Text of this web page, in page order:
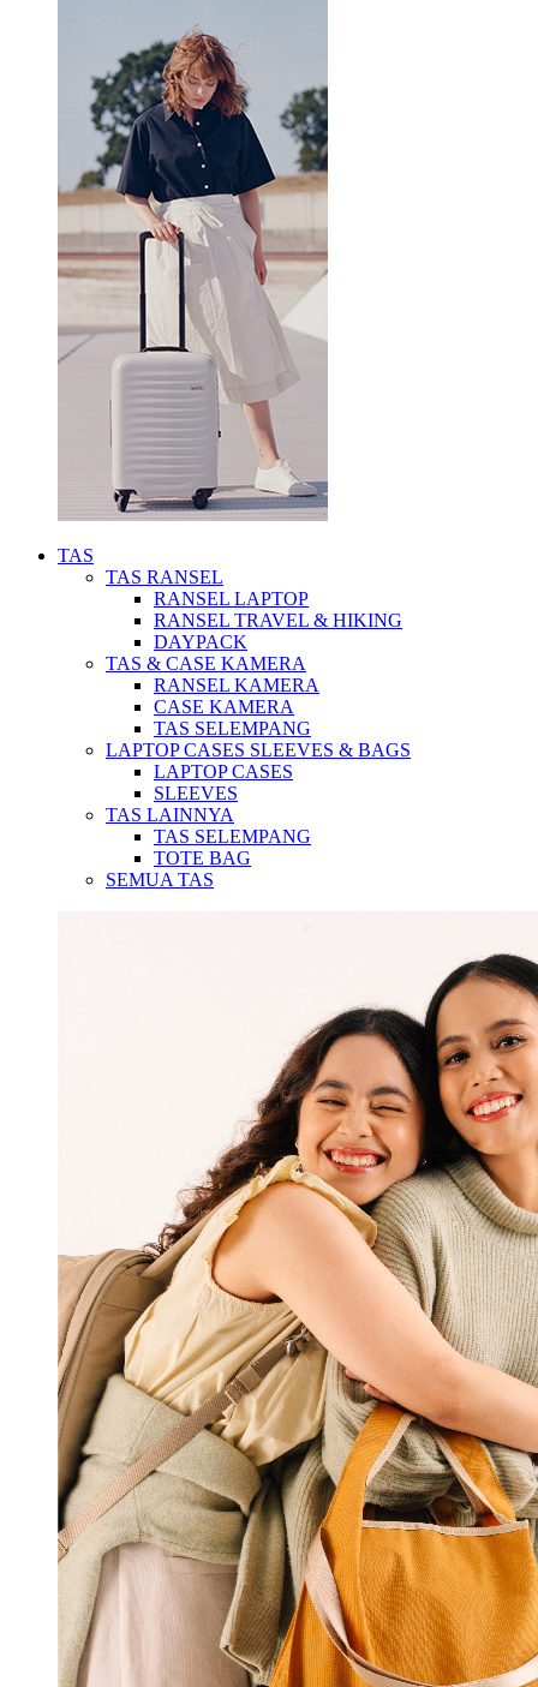
TAS
TAS RANSEL
RANSEL LAPTOP
RANSEL TRAVEL & HIKING
DAYPACK
TAS & CASE KAMERA
RANSEL KAMERA
CASE KAMERA
TAS SELEMPANG
LAPTOP CASES SLEEVES & BAGS
LAPTOP CASES
SLEEVES
TAS LAINNYA
TAS SELEMPANG
TOTE BAG
SEMUA TAS